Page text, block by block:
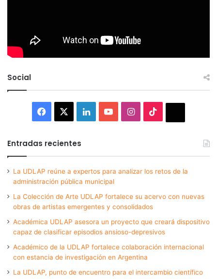
Social
Facebook LinkedInYouTubeInstagram
Entradas recientes
La UDLAP reúne a expertos para analizar los retos de la
administración pública municipal
La Colección de Arte UDLAP fortalece su acervo con nuevas
obras de artistas emergentes y consolidados
Académica UDLAP asesora un proyecto que creará dispositivo
capaz de clasificar episodios ansioso-depresivos
Académico de la UDLAP fortalece colaboración internacional
con estancia de investigación en Argentina
La UDLAP, punto de encuentro para el intercambio científico